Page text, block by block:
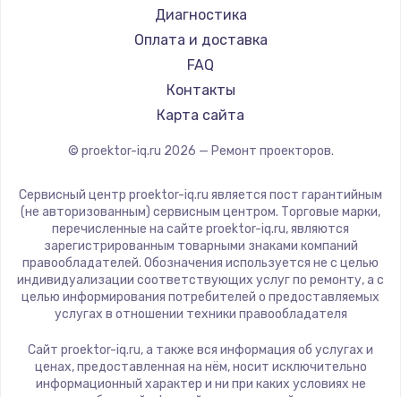
Casio
Hiper
HITACHI
Panasonic
Hisense
Диагностика
Оплата и доставка
FAQ
Контакты
Карта сайта
© proektor-iq.ru 2026 — Ремонт проекторов.
Сервисный центр proektor-iq.ru является пост гарантийным
(не авторизованным) сервисным центром. Торговые марки,
перечисленные на сайте proektor-iq.ru, являются
зарегистрированным товарными знаками компаний
правообладателей. Обозначения используется не с целью
индивидуализации соответствующих услуг по ремонту, а с
целью информирования потребителей о предоставляемых
услугах в отношении техники правообладателя
Сайт proektor-iq.ru, а также вся информация об услугах и
ценах, предоставленная на нём, носит исключительно
информационный характер и ни при каких условиях не